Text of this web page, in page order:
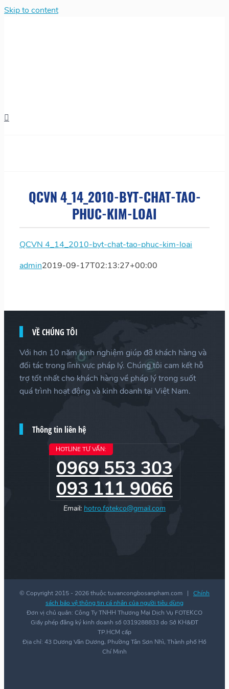
Skip to content
QCVN 4_14_2010-BYT-CHAT-TAO-
PHUC-KIM-LOAI
QCVN 4_14_2010-byt-chat-tao-phuc-kim-loai
admin2019-09-17T02:13:27+00:00
VỀ CHÚNG TÔI
Với hơn 10 năm kinh nghiệm giúp đỡ khách hàng và
đối tác trong lĩnh vực pháp lý. Chúng tôi cam kết hỗ
trợ tốt nhất cho khách hàng về pháp lý trong suốt
quá trình hoạt động và kinh doanh tại Việt Nam.
Thông tin liên hệ
HOTLINE TƯ VẤN:
0969 553 303
093 111 9066
Email: hotro.fotekco@gmail.com
© Copyright 2015 - 2026 thuộc tuvancongbosanpham.com | Chính
sách bảo vệ thông tin cá nhân của người tiêu dùng
Đơn vị chủ quản: Công Ty TNHH Thương Mại Dịch Vụ FOTEKCO
Giấy phép đăng ký kinh doanh số 0319288833 do Sở KH&ĐT
TP.HCM cấp
Địa chỉ: 43 Dương Văn Dương, Phường Tân Sơn Nhì, Thành phố Hồ
Chí Minh